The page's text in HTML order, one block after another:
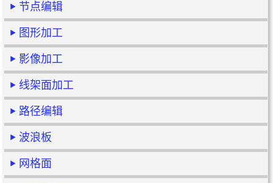
节点编辑
图形加工
影像加工
线架面加工
路径编辑
波浪板
网格面